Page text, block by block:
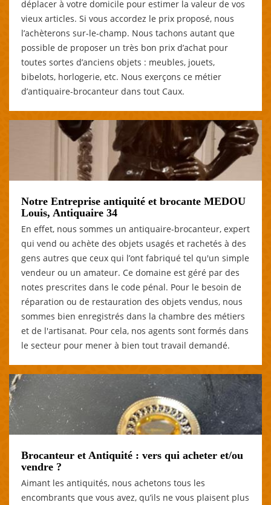
déplacer à votre domicile pour estimer la valeur de vos
vieux articles. Si vous accordez le prix proposé, nous
l’achèterons sur-le-champ. Nous tachons autant que
possible de proposer un très bon prix d’achat pour
toutes sortes d’anciens objets : meubles, jouets,
bibelots, horlogerie, etc. Nous exerçons ce métier
d’antiquaire-brocanteur dans tout Caux.
Notre Entreprise antiquité et brocante MEDOU
Louis, Antiquaire 34
En effet, nous sommes un antiquaire-brocanteur, expert
qui vend ou achète des objets usagés et rachetés à des
gens autres que ceux qui l’ont fabriqué tel qu'un simple
vendeur ou un amateur. Ce domaine est géré par des
notes prescrites dans le code pénal. Pour le besoin de
réparation ou de restauration des objets vendus, nous
sommes bien enregistrés dans la chambre des métiers
et de l'artisanat. Pour cela, nos agents sont formés dans
le secteur pour mener à bien tout travail demandé.
Brocanteur et Antiquité : vers qui acheter et/ou
vendre ?
Aimant les antiquités, nous achetons tous les
encombrants que vous avez, qu’ils ne vous plaisent plus